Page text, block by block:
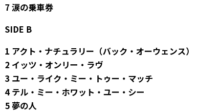
7 涙の乗車券
SIDE B
1 アクト・ナチュラリー（バック・オーウェンス）
2 イッツ・オンリー・ラヴ
3 ユー・ライク・ミー・トゥー・マッチ
4 テル・ミー・ホワット・ユー・シー
5 夢の人